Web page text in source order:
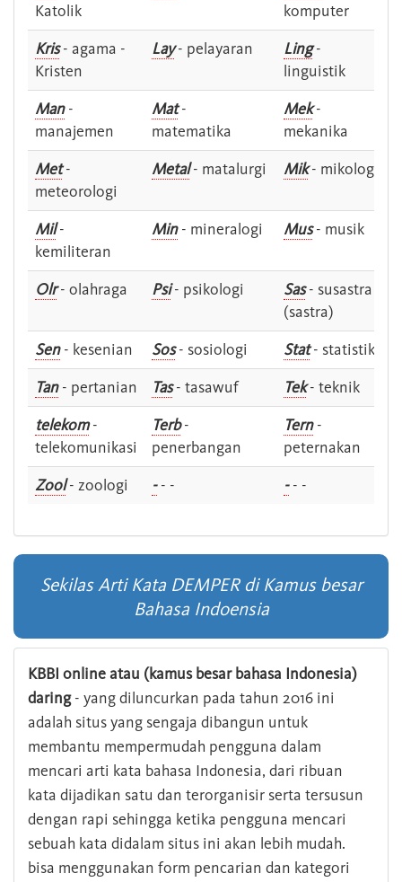
Katolik
komputer
Kris- agama -
Kristen
Lay- pelayaran Ling-
linguistik
Man-
manajemen
Mat-
matematika
Mek-
mekanika
Met-
meteorologi
Metal- matalurgi Mik- mikologi
Mil-
kemiliteran
Min- mineralogi Mus- musik
Olr- olahraga Psi- psikologi Sas- susastra -
(sastra)
Sen- kesenian Sos- sosiologi Stat- statistik
Tan- pertanian Tas- tasawuf Tek- teknik
telekom-
telekomunikasi
Terb-
penerbangan
Tern-
peternakan
Zool- zoologi -- - -- -
Sekilas Arti Kata DEMPER di Kamus besar
Bahasa Indoensia
KBBI online atau (kamus besar bahasa Indonesia)
daring- yang diluncurkan pada tahun 2016 ini
adalah situs yang sengaja dibangun untuk
membantu mempermudah pengguna dalam
mencari arti kata bahasa Indonesia, dari ribuan
kata dijadikan satu dan terorganisir serta tersusun
dengan rapi sehingga ketika pengguna mencari
sebuah kata didalam situs ini akan lebih mudah.
bisa menggunakan form pencarian dan kategori